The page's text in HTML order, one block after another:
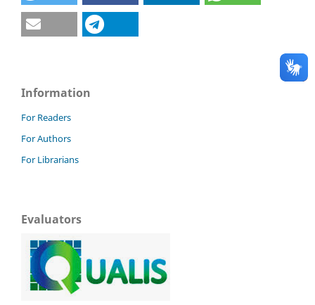
Information
For Readers
For Authors
For Librarians
Evaluators